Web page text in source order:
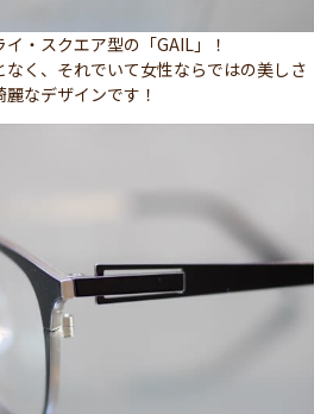
・スクエア型の「GAIL」！
なく、それでいて女性ならではの美しさ
なデザインです！